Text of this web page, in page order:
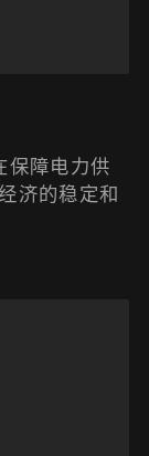
保障电力供
济的稳定和